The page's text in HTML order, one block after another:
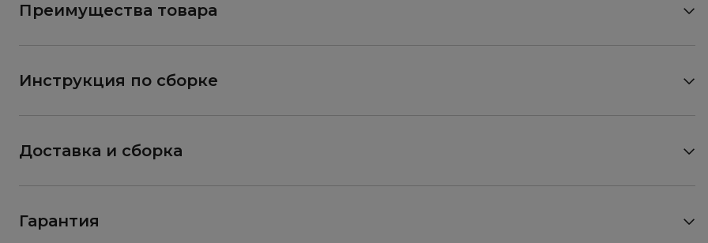
Преимущества товара
Инструкция по сборке
Доставка и сборка
Гарантия